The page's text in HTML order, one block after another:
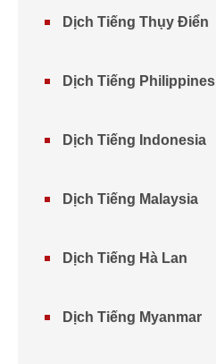
Dịch Tiếng Thụy Điển
Dịch Tiếng Philippines
Dịch Tiếng Indonesia
Dịch Tiếng Malaysia
Dịch Tiếng Hà Lan
Dịch Tiếng Myanmar